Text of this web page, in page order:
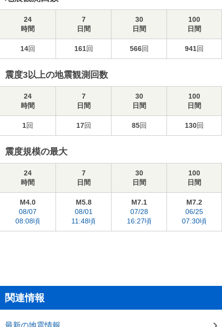
24
時間
7
日間
30
日間
100
日間
14回 161回 566回 941回
震度3以上の地震観測回数
24
時間
7
日間
30
日間
100
日間
1回 17回 85回 130回
震度規模の最大
24
時間
7
日間
30
日間
100
日間
M4.0
08/07
08:08頃
M5.8
08/01
11:48頃
M7.1
07/28
16:27頃
M7.2
06/25
07:30頃
関連情報
最新の地震情報